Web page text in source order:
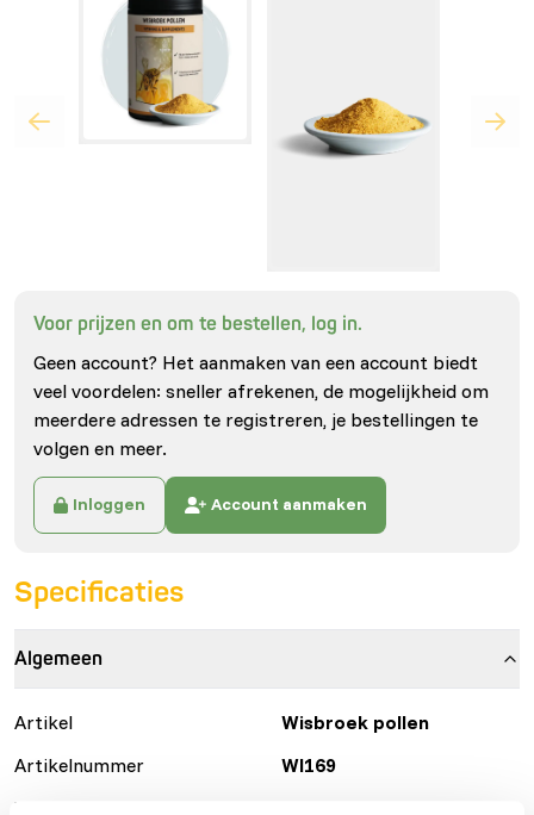
Voor prijzen en om te bestellen, log in.
Geen account? Het aanmaken van een account biedt
veel voordelen: sneller afrekenen, de mogelijkheid om
meerdere adressen te registreren, je bestellingen te
volgen en meer.
Inloggen Account aanmaken
Specificaties
Algemeen
Artikel
Wisbroek pollen
Artikelnummer
WI169
Verkoopeenheid